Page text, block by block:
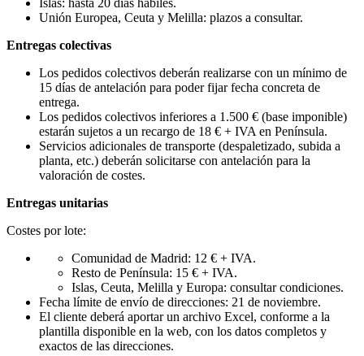
Islas: hasta 20 días hábiles.
Unión Europea, Ceuta y Melilla: plazos a consultar.
Entregas colectivas
Los pedidos colectivos deberán realizarse con un mínimo de
15 días de antelación para poder fijar fecha concreta de
entrega.
Los pedidos colectivos inferiores a 1.500 € (base imponible)
estarán sujetos a un recargo de 18 € + IVA en Península.
Servicios adicionales de transporte (despaletizado, subida a
planta, etc.) deberán solicitarse con antelación para la
valoración de costes.
Entregas unitarias
Costes por lote:
Comunidad de Madrid: 12 € + IVA.
Resto de Península: 15 € + IVA.
Islas, Ceuta, Melilla y Europa: consultar condiciones.
Fecha límite de envío de direcciones: 21 de noviembre.
El cliente deberá aportar un archivo Excel, conforme a la
plantilla disponible en la web, con los datos completos y
exactos de las direcciones.